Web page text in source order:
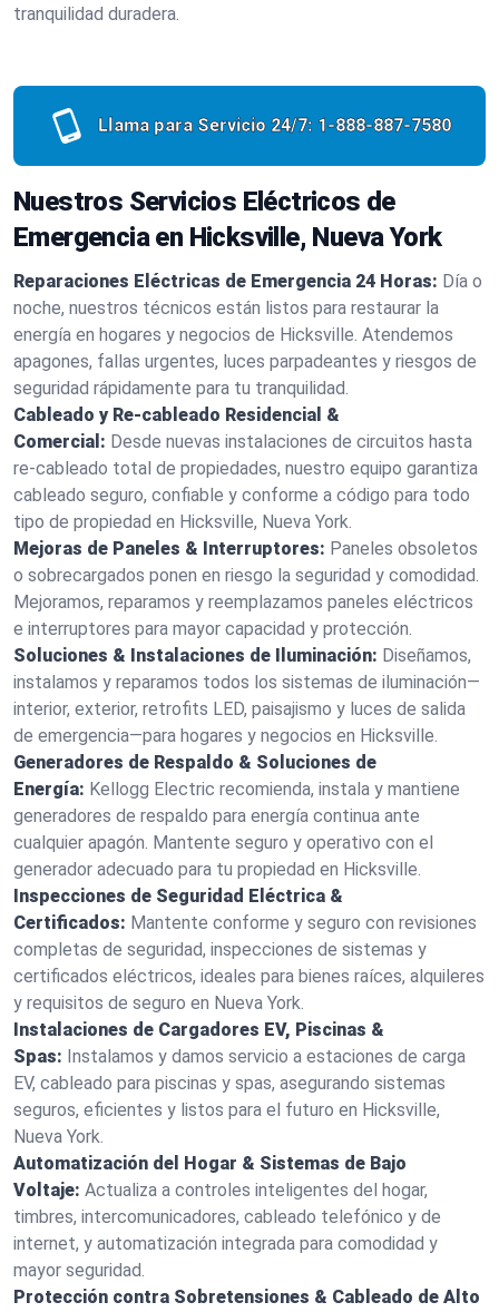
tranquilidad duradera.
Llama para Servicio 24/7: 1-888-887-7580
Nuestros Servicios Eléctricos de
Emergencia en Hicksville, Nueva York
Reparaciones Eléctricas de Emergencia 24 Horas: Día o
noche, nuestros técnicos están listos para restaurar la
energía en hogares y negocios de Hicksville. Atendemos
apagones, fallas urgentes, luces parpadeantes y riesgos de
seguridad rápidamente para tu tranquilidad.
Cableado y Re-cableado Residencial &
Comercial: Desde nuevas instalaciones de circuitos hasta
re-cableado total de propiedades, nuestro equipo garantiza
cableado seguro, confiable y conforme a código para todo
tipo de propiedad en Hicksville, Nueva York.
Mejoras de Paneles & Interruptores: Paneles obsoletos
o sobrecargados ponen en riesgo la seguridad y comodidad.
Mejoramos, reparamos y reemplazamos paneles eléctricos
e interruptores para mayor capacidad y protección.
Soluciones & Instalaciones de Iluminación: Diseñamos,
instalamos y reparamos todos los sistemas de iluminación—
interior, exterior, retrofits LED, paisajismo y luces de salida
de emergencia—para hogares y negocios en Hicksville.
Generadores de Respaldo & Soluciones de
Energía: Kellogg Electric recomienda, instala y mantiene
generadores de respaldo para energía continua ante
cualquier apagón. Mantente seguro y operativo con el
generador adecuado para tu propiedad en Hicksville.
Inspecciones de Seguridad Eléctrica &
Certificados: Mantente conforme y seguro con revisiones
completas de seguridad, inspecciones de sistemas y
certificados eléctricos, ideales para bienes raíces, alquileres
y requisitos de seguro en Nueva York.
Instalaciones de Cargadores EV, Piscinas &
Spas: Instalamos y damos servicio a estaciones de carga
EV, cableado para piscinas y spas, asegurando sistemas
seguros, eficientes y listos para el futuro en Hicksville,
Nueva York.
Automatización del Hogar & Sistemas de Bajo
Voltaje: Actualiza a controles inteligentes del hogar,
timbres, intercomunicadores, cableado telefónico y de
internet, y automatización integrada para comodidad y
mayor seguridad.
Protección contra Sobretensiones & Cableado de Alto